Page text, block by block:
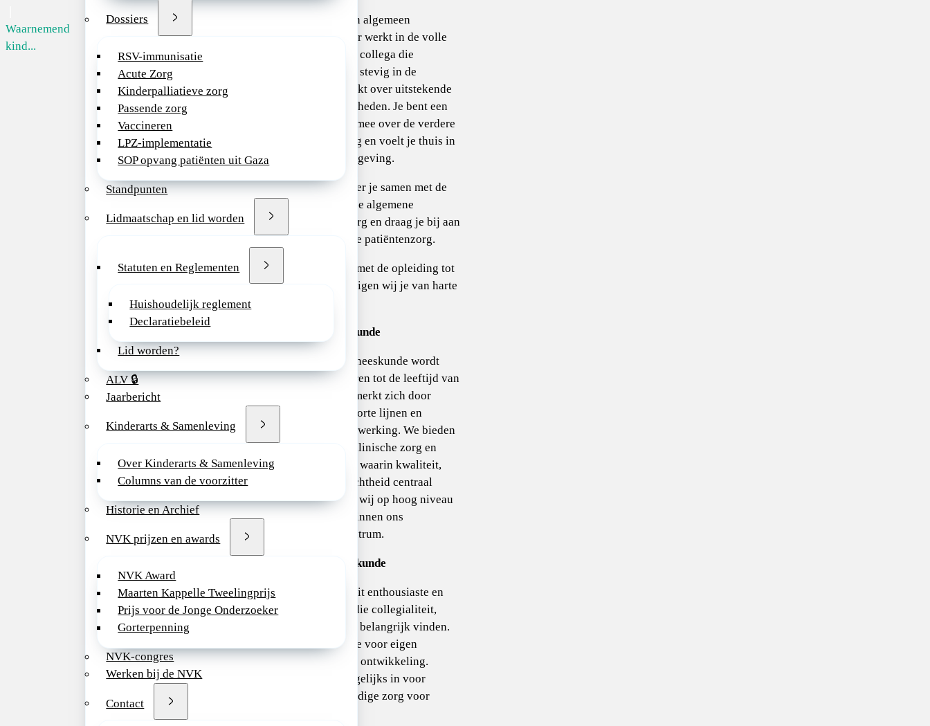
Dossiers
RSV-immunisatie
Acute Zorg
Kinderpalliatieve zorg
Passende zorg
Vaccineren
LPZ-implementatie
SOP opvang patiënten uit Gaza
Standpunten
Lidmaatschap en lid worden
Statuten en Reglementen
Huishoudelijk reglement
Declaratiebeleid
Lid worden?
ALV 🔒
Jaarbericht
Kinderarts & Samenleving
Over Kinderarts & Samenleving
Columns van de voorzitter
Historie en Archief
NVK prijzen en awards
NVK Award
Maarten Kappelle Tweelingprijs
Prijs voor de Jonge Onderzoeker
Gorterpenning
NVK-congres
Werken bij de NVK
Contact
Waarnemend
kind...
Sluitingsdatum:
01/10/2026
Wij zoeken een bevlogen algemeen
kinderarts die met plezier werkt in de volle
breedte van het vak. Een collega die
zelfstandig functioneert, stevig in de
schoenen staat en beschikt over uitstekende
communicatieve vaardigheden. Je bent een
teamspeler, denkt graag mee over de verdere
ontwikkeling van de zorg en voelt je thuis in
een dynamische werkomgeving.
In deze functie participeer je samen met de
collega kinderartsen in de algemene
kindergeneeskundige zorg en draag je bij aan
kwalitatief hoogwaardige patiëntenzorg.
Ben jij binnenkort klaar met de opleiding tot
kinderarts? Ook dan nodigen wij je van harte
uit om te solliciteren.
Afdeling kindergeneeskunde
Op de afdeling kindergeneeskunde wordt
zorg geboden aan kinderen tot de leeftijd van
18 jaar. De afdeling kenmerkt zich door
persoonlijke aandacht, korte lijnen en
multidisciplinaire samenwerking. We bieden
zowel klinische als poliklinische zorg en
werken in een omgeving waarin kwaliteit,
innovatie en patiëntgerichtheid centraal
staan. Daarnaast leveren wij op hoog niveau
landelijk tertiaire zorg binnen ons
KinderBrandwondenCentrum.
Vakgroep kindergeneeskunde
Onze vakgroep bestaat uit enthousiaste en
betrokken kinderartsen die collegialiteit,
samenwerking en humor belangrijk vinden.
Binnen het team is ruimte voor eigen
initiatief en persoonlijke ontwikkeling.
Samen zetten wij ons dagelijks in voor
toegankelijke, hoogwaardige zorg voor